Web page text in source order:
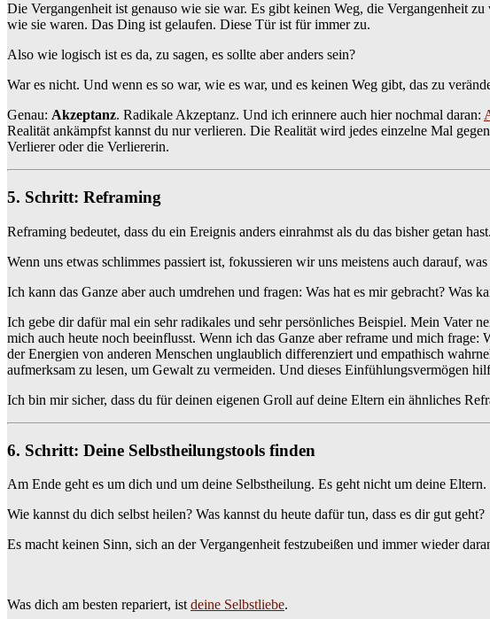
Die Vergangenheit ist genauso wie sie war. Es gibt keinen Weg, die Vergangenheit
wie sie waren. Das Ding ist gelaufen. Diese Tür ist für immer zu.
Also wie logisch ist es da, zu sagen, es sollte aber anders sein?
War es nicht. Und wenn es so war, wie es war, und es keinen Weg gibt, das zu
Genau: Akzeptanz. Radikale Akzeptanz. Und ich erinnere auch hier nochmal daran:
Realität ankämpfst kannst du nur verlieren. Die Realität wird jedes einzelne Mal
Verlierer oder die Verliererin.
5. Schritt: Reframing
Reframing bedeutet, dass du ein Ereignis anders einrahmst als du das bisher getan hast.
Wenn uns etwas schlimmes passiert ist, fokussieren wir uns meistens auch darauf,
Ich kann das Ganze aber auch umdrehen und fragen: Was hat es mir gebracht? Was
Ich gebe dir dafür mal ein sehr radikales und sehr persönliches Beispiel. Mein Vater
mich auch heute noch beeinflusst. Wenn ich das Ganze aber reframe und mich
der Energien von anderen Menschen unglaublich differenziert und empathisch
aufmerksam zu lesen, um Gewalt zu vermeiden. Und dieses Einfühlungsvermögen
Ich bin mir sicher, dass du für deinen eigenen Groll auf deine Eltern ein ähnliches
6. Schritt: Deine Selbstheilungstools finden
Am Ende geht es um dich und um deine Selbstheilung. Es geht nicht um deine Eltern.
Wie kannst du dich selbst heilen? Was kannst du heute dafür tun, dass es dir gut geht?
Es macht keinen Sinn, sich an der Vergangenheit festzubeißen und immer wieder
Was dich am besten repariert, ist deine Selbstliebe.